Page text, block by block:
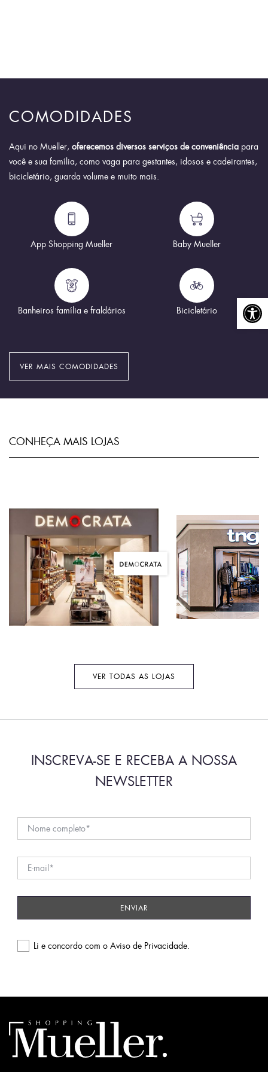
Abrir
COMODIDADES
Aqui no Mueller, oferecemos diversos serviços de conveniência para
você e sua família, como vaga para gestantes, idosos e cadeirantes,
bicicletário, guarda volume e muito mais.
App Shopping Mueller Baby Mueller
Banheiros família e fraldários Bicicletário
VER MAIS COMODIDADES
CONHEÇA MAIS LOJAS
VER TODAS AS LOJAS
INSCREVA-SE E RECEBA A NOSSA
NEWSLETTER
Li e concordo com o Aviso de Privacidade.
empty.